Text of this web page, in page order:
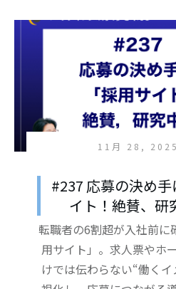
11月 28, 2025
#237 応募の決め
イト！絶賛、研
転職者の6割超が入社前に
用サイト」。求人票やホ
けでは伝わらない“働く